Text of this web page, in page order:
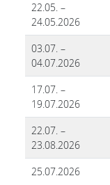
22.05. –
24.05.2026
03.07. –
04.07.2026
17.07. –
19.07.2026
22.07. –
23.08.2026
25.07.2026